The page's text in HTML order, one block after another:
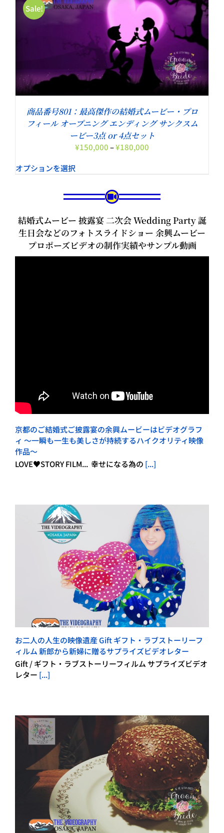
¥43,800
Sale!
商品番号801：最高傑作の結婚式ムービー・プロ
フィール オープニング エンディング サンクスム
ービー3点 or 4点セット
¥150,000–¥180,000
¥180,000
オプションを選択
結婚式ムービー 披露宴 二次会 Wedding Party 誕
生日会などのフォトスライドショー 余興ムービー
プロポーズビデオの制作実績やサンプル動画
京都のご結婚式ご披露宴の余興ムービーはビデオグラフ
ィ ～一瞬も一生も美しさが持続するハイクオリティ映像
作品～
LOVE♥STORY FILM... 幸せになる為の [...]
お二人の人生の映像遺産 Gift ギフト・ラブストーリーフ
ィルム 新郎から新婦に贈るサプライズビデオレター
Gift / ギフト・ラブストーリーフィルム サプライズビデオ
レター [...]